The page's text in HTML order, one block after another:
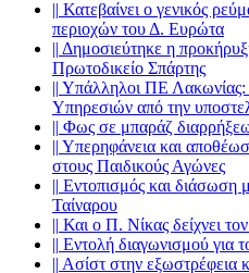
|| Κατεβαίνει ο γενικός
περιοχών του Δ. Ευρώτα
|| Δημοσιεύτηκε η
Πρωτοδικείο Σπάρτης
|| Υπάλληλοι ΠΕ Λακωνίας:
Υπηρεσιών από την
|| Φως σε μπαράζ
|| Υπερηφάνεια και
στους Παιδικούς Αγώνες
|| Εντοπισμός και διάσωση
Ταίναρου
|| Και ο Π. Νίκας δείχνει
|| Εντολή διαγωνισμού για
|| Ασίστ στην εξωστρέφεια